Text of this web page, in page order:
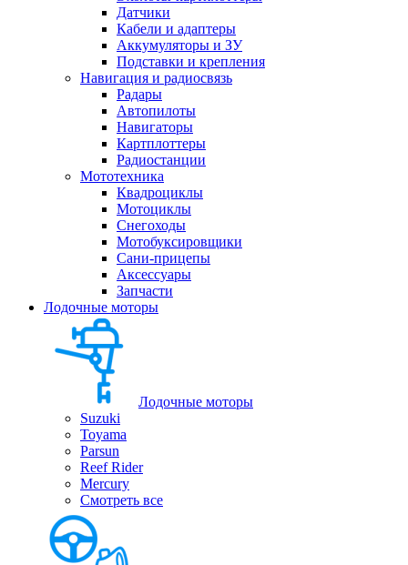
Датчики
Кабели и адаптеры
Аккумуляторы и ЗУ
Подставки и крепления
Навигация и радиосвязь
Радары
Автопилоты
Навигаторы
Картплоттеры
Радиостанции
Мототехника
Квадроциклы
Мотоциклы
Снегоходы
Мотобуксировщики
Сани-прицепы
Аксессуары
Запчасти
Лодочные моторы
Лодочные моторы
Suzuki
Toyama
Parsun
Reef Rider
Mercury
Смотреть все